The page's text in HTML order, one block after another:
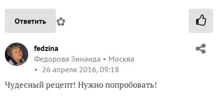
Ответить ✿
fedzina
Федорова Зинаида
Москва
26 апреля 2016, 09:18
Чудесный рецепт! Нужно попробовать!